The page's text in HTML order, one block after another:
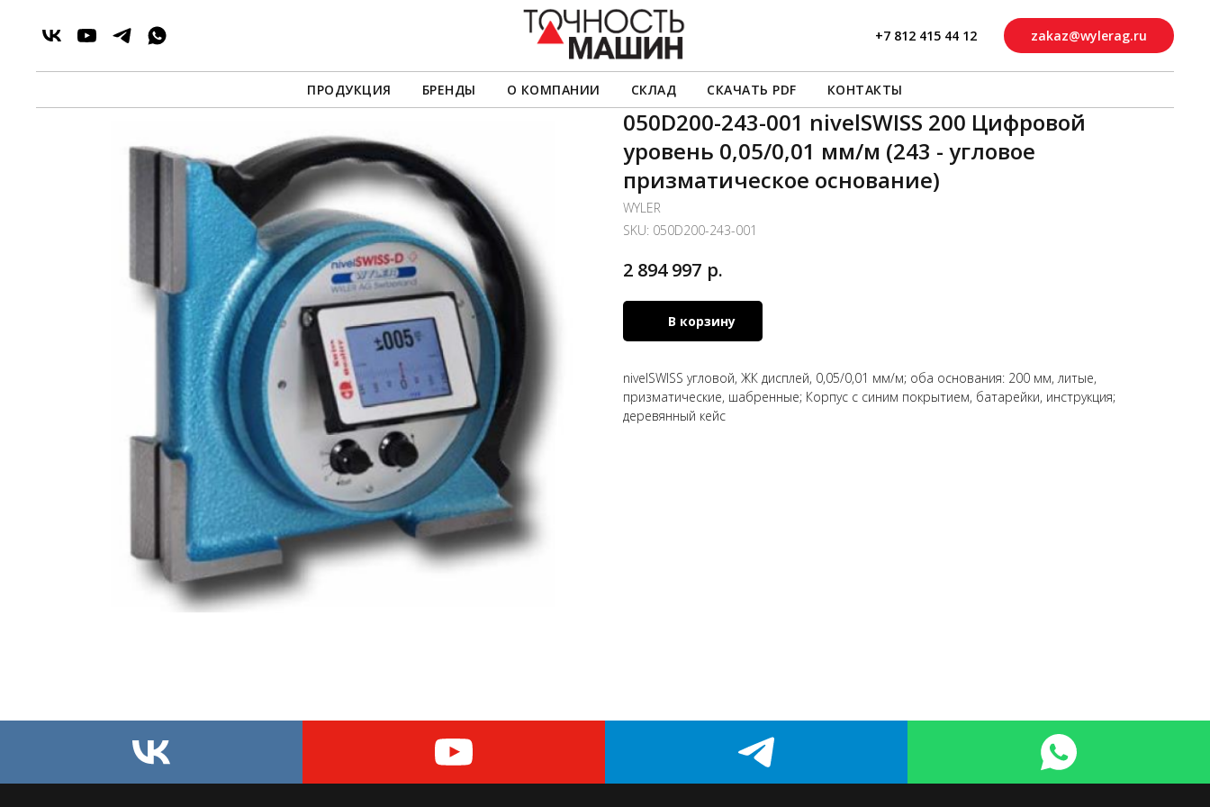
+7 812 415 44 12 zakaz@wylerag.ru
ПРОДУКЦИЯ БРЕНДЫ О КОМПАНИИ СКЛАД СКАЧАТЬ PDF КОНТАКТЫ
050D200-243-001 nivelSWISS 200 Цифровой
уровень 0,05/0,01 мм/м (243 - угловое
призматическое основание)
WYLER
SKU: 050D200-243-001
2 894 997 р.
В корзину
nivelSWISS угловой, ЖК дисплей, 0,05/0,01 мм/м; оба основания: 200 мм, литые,
призматические, шабренные; Корпус с синим покрытием, батарейки, инструкция;
деревянный кейс